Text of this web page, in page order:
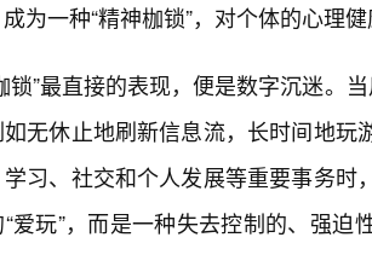
为一种“精神枷锁”，对个体的心理
锁”最直接的表现，便是数字沉迷。
无休止地刷新信息流，长时间地玩
习、社交和个人发展等重要事务时
爱玩”，而是一种失去控制的、强